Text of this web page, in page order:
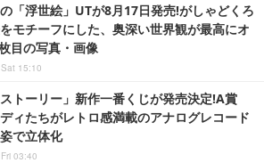
「浮世絵」UTが8月17日発売!がしゃどくろ
モチーフにした、奥深い世界観が最高にオ
目の写真・画像
15:10
ストーリー」新作一番くじが発売決定!A賞
ィたちがレトロ感満載のアナログレコード
で立体化
03:40